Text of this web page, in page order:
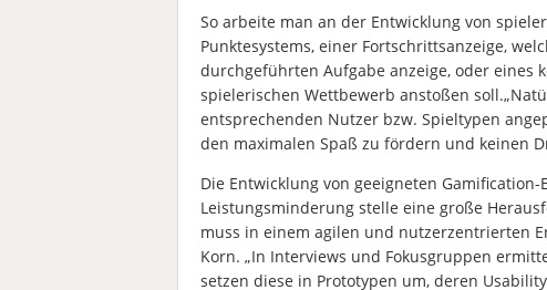
So arbeite man an der Entwicklung von
Punktesystems, einer Fortschrittsanzeige,
durchgeführten Aufgabe anzeige, oder eines
spielerischen Wettbewerb anstoßen
entsprechenden Nutzer bzw. Spieltypen
den maximalen Spaß zu fördern und keinen
Die Entwicklung von geeigneten
Leistungsminderung stelle eine große
muss in einem agilen und nutzerzentrierten
Korn. „In Interviews und Fokusgruppen
setzen diese in Prototypen um, deren